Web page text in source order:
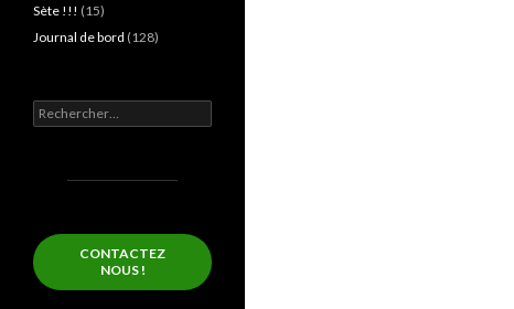
Sète !!! (15)
Journal de bord (128)
Rechercher :
CONTACTEZ
NOUS !